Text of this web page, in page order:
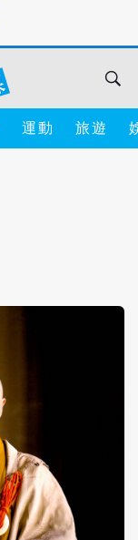
運動 旅遊